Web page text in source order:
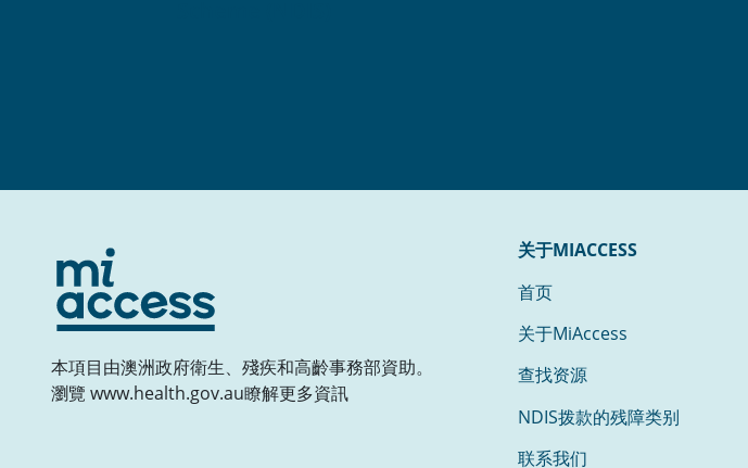
本項目由澳洲政府衛生、殘疾和高齡事務部資助。
瀏覽 www.health.gov.au瞭解更多資訊
关于MIACCESS
首页
关于MiAccess
查找资源
NDIS拨款的残障类别
联系我们